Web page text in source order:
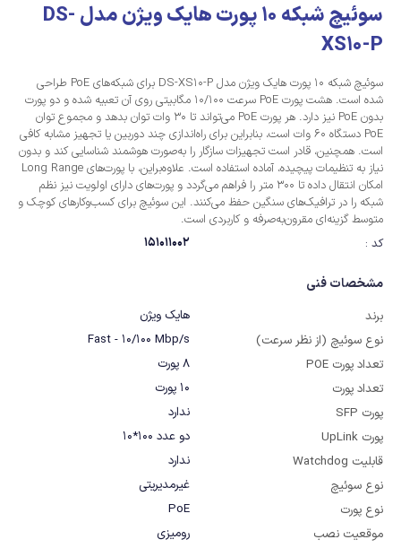
سوئیچ شبکه 10 پورت هایک ویژن مدل DS-
XS10-P
سوئیچ شبکه 10 پورت هایک ویژن مدل DS-XS10-P برای شبکه‌های PoE طراحی
شده است. هشت پورت PoE سرعت 10/100 مگابیتی روی آن تعبیه شده و دو پورت
بدون PoE نیز دارد. هر پورت PoE می‌تواند تا 30 وات توان بدهد و مجموع توان
PoE دستگاه 60 وات است، بنابراین برای راه‌اندازی چند دوربین یا تجهیز مشابه کافی
است. همچنین، قادر است تجهیزات سازگار را به‌صورت هوشمند شناسایی کند و بدون
نیاز به تنظیمات پیچیده، آماده استفاده است. علاوه‌براین، با پورت‌های Long Range
امکان انتقال داده تا 300 متر را فراهم می‌گردد و پورت‌های دارای اولویت نیز نظم
شبکه را در ترافیک‌های سنگین حفظ می‌کنند. این سوئیچ برای کسب‌وکارهای کوچک و
متوسط گزینه‌ای مقرون‌به‌صرفه و کاربردی است.
کد :
151011002
مشخصات فنی
برند
هایک ویژن
نوع سوئیچ (از نظر سرعت)
Fast - 10/100 Mbp/s
تعداد پورت POE
8 پورت
تعداد پورت
10 پورت
پورت SFP
ندارد
پورت UpLink
دو عدد 100*10
قابلیت Watchdog
ندارد
نوع سوئیچ
غیرمدیریتی
نوع پورت
PoE
موقعیت نصب
رومیزی